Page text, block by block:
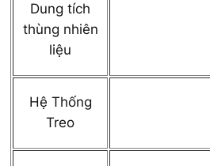
Dung tích
thùng nhiên
liệu
Hệ Thống
Treo